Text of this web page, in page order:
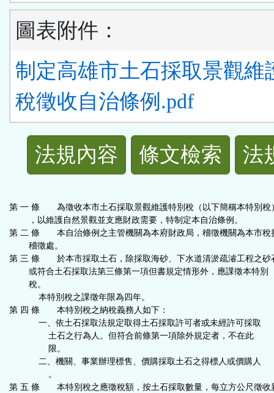
圖表附件：
制定高雄市土石採取景觀維
稅徵收自治條例.pdf
規
功
能
按
鈕
法規內容 條文檢索 法
第 一 條 為徵收本市土石採取景觀維護特別稅（以下簡稱本特別稅
，以維護自然景觀並支應財政需要，特制定本自治條例。
第 二 條 本自治條例之主管機關為本府財政局，稽徵機關為本市稅
稽徵處。
第 三 條 於本市採取土石，除採取海砂、下水道清淤疏濬工程之砂
或符合土石採取法第三條第一項但書規定情形外，應課徵本特別
稅。
本特別稅之課徵年限為四年。
第 四 條 本特別稅之納稅義務人如下：
一、依土石採取法規定取得土石採取許可者或未經許可採取
土石之行為人。但符合前條第一項除外規定者，不在此
限。
二、機關、事業辦理標售、價購採取土石之得標人或價購人
。
第 五 條 本特別稅之應徵稅額，按土石採取數量，每立方公尺徵收